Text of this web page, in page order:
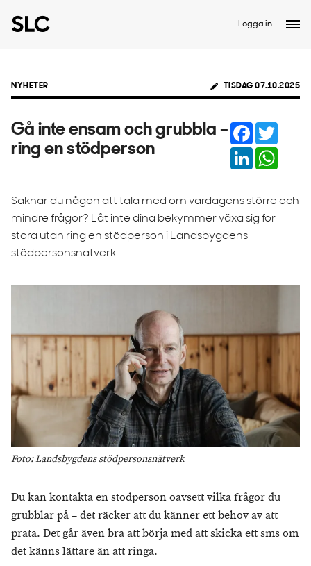
Logga in
NYHETER TISDAG 07.10.2025
Gå inte ensam och grubbla –
ring en stödperson
Facebook
LinkedIn
Saknar du någon att tala med om vardagens större och
mindre frågor? Låt inte dina bekymmer växa sig för
stora utan ring en stödperson i Landsbygdens
stödpersonsnätverk.
Foto: Landsbygdens stödpersonsnätverk
Du kan kontakta en stödperson oavsett vilka frågor du
grubblar på – det räcker att du känner ett behov av att
prata. Det går även bra att börja med att skicka ett sms om
det känns lättare än att ringa.